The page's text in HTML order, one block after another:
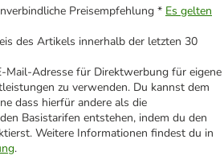
Preisempfehlung * Es gelten
des Artikels innerhalb der letzten 30
Mail-Adresse für Direktwerbung für eigene
zu verwenden. Du kannst dem
dass hierfür andere als die
Basistarifen entstehen, indem du den
Weitere Informationen findest du in
.